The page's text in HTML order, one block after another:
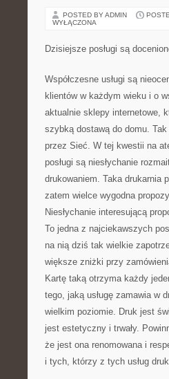
POSTED BY ADMIN
WYŁĄCZONA
Dzisiejsze posługi są
Współczesne usługi są
klientów w każdym wieku i o
aktualnie sklepy internetowe,
szybką dostawą do domu.
przez Sieć. W tej kwestii na
posługi są niesłychanie
drukowaniem. Taka drukarnia
zatem wielce wygodna
Niesłychanie interesującą
To jedna z najciekawszych
na nią dziś tak wielkie
większe zniżki przy
Kartę taką otrzyma każdy
tego, jaką usługę zamawia w
wielkim poziomie. Druk jest
jest estetyczny i trwały.
że jest ona renomowana i
i tych, którzy z tych usług